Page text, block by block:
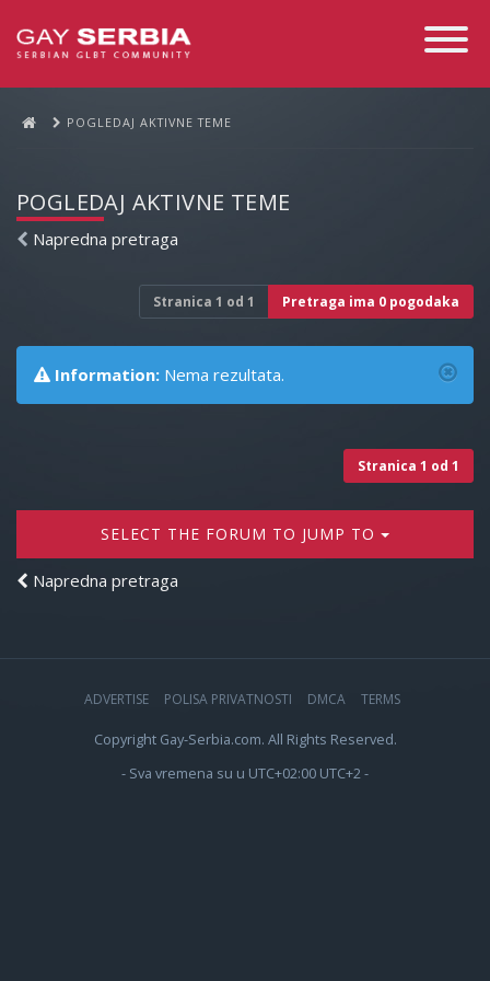
Toggle
POGLEDAJ AKTIVNE TEME
POGLEDAJ AKTIVNE TEME
Napredna pretraga
Stranica 1 od 1 Pretraga ima 0 pogodaka
Information: Nema rezultata.
Stranica 1 od 1
SELECT THE FORUM TO JUMP TO
Napredna pretraga
ADVERTISE POLISA PRIVATNOSTI DMCA TERMS
Copyright Gay-Serbia.com. All Rights Reserved.
- Sva vremena su u UTC+02:00 UTC+2 -